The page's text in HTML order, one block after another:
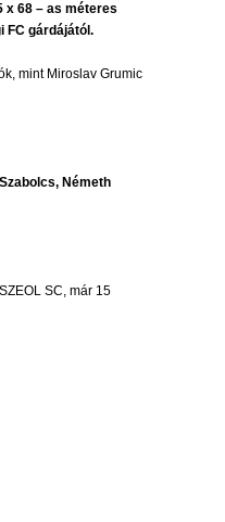
x 68 – as méteres
FC gárdájától.
mint Miroslav Grumic
Németh
SC, már 15